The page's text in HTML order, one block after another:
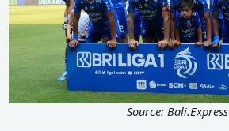
Source: Bali.Express